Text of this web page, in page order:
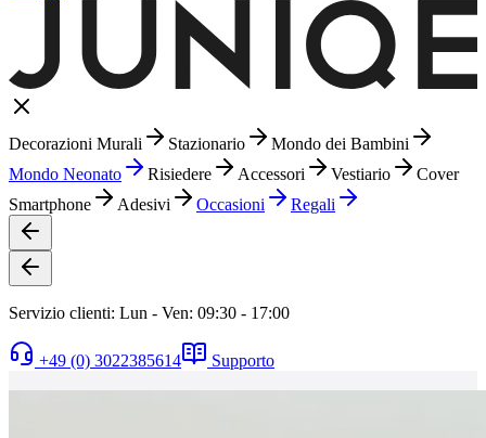
Decorazioni Murali Stazionario
Mondo dei Bambini
Mondo Neonato
Risiedere Accessori Vestiario
Cover
Smartphone
Adesivi Occasioni Regali
Servizio clienti: Lun - Ven: 09:30 - 17:00
+49 (0) 3022385614 Supporto